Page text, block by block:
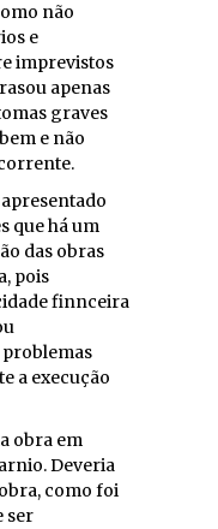
não
e
imprevistos
apenas
graves
e não
que há um
das obras
pois
finnceira
a execução
obra em
Deveria
como foi
ser